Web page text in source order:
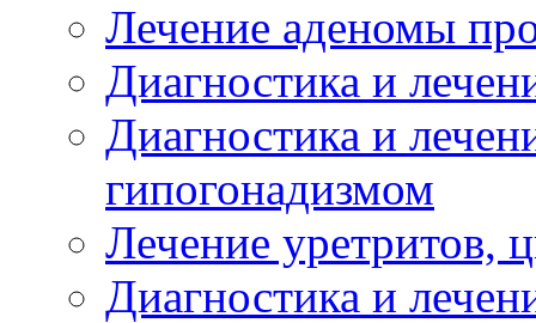
Лечение аденомы
Диагностика и
Диагностика и
гипогонадизмом
Лечение уретритов,
Диагностика и